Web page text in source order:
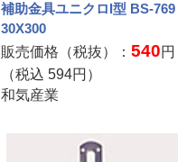
補助金具ユニクロI型 BS-769
30X300
販売価格（税抜）：540円
（税込594円）
和気産業